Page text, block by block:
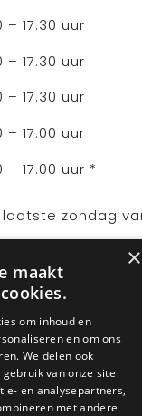
– 17.30 uur
– 17.30 uur
– 17.30 uur
– 17.00 uur
– 17.00 uur *
zondag
×
maakt
om inhoud en
en om ons
We delen ook
van onze site
en analysepartners,
met andere